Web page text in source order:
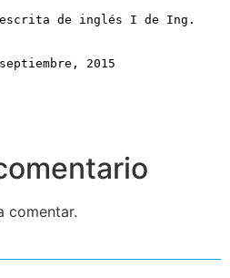
de inglés I de Ing.
2015
comentar.